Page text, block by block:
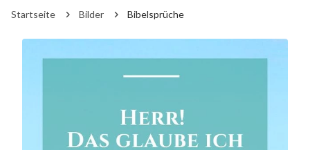
Startseite Bilder Bibelsprüche